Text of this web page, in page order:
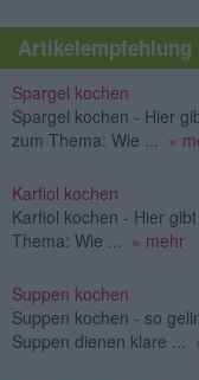
Artikelempfehlung
Spargel kochen
Spargel kochen - Hier
zum Thema: Wie ...
»
Karfiol kochen
Karfiol kochen - Hier
Thema: Wie ...
» mehr
Suppen kochen
Suppen kochen - so
Suppen dienen klare ...